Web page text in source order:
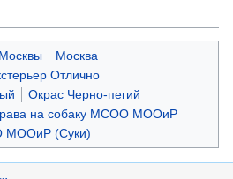
Москва
Отлично
Окрас Черно-пегий
на собаку МСОО МООиР
МООиР (Суки)